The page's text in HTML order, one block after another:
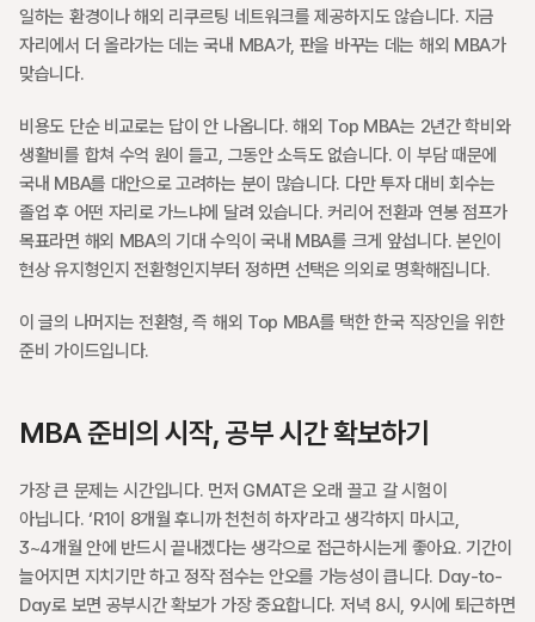
일하는 환경이나 해외 리쿠르팅 네트워크를 제공하지도 않습니다. 지금
자리에서 더 올라가는 데는 국내 MBA가, 판을 바꾸는 데는 해외 MBA가
맞습니다.
비용도 단순 비교로는 답이 안 나옵니다. 해외 Top MBA는 2년간 학비와
생활비를 합쳐 수억 원이 들고, 그동안 소득도 없습니다. 이 부담 때문에
국내 MBA를 대안으로 고려하는 분이 많습니다. 다만 투자 대비 회수는
졸업 후 어떤 자리로 가느냐에 달려 있습니다. 커리어 전환과 연봉 점프가
목표라면 해외 MBA의 기대 수익이 국내 MBA를 크게 앞섭니다. 본인이
현상 유지형인지 전환형인지부터 정하면 선택은 의외로 명확해집니다.
이 글의 나머지는 전환형, 즉 해외 Top MBA를 택한 한국 직장인을 위한
준비 가이드입니다.
MBA 준비의 시작, 공부 시간 확보하기
가장 큰 문제는 시간입니다. 먼저 GMAT은 오래 끌고 갈 시험이
아닙니다. ‘R1이 8개월 후니까 천천히 하자’라고 생각하지 마시고,
3~4개월 안에 반드시 끝내겠다는 생각으로 접근하시는게 좋아요. 기간이
늘어지면 지치기만 하고 정작 점수는 안오를 가능성이 큽니다. Day-to-
Day로 보면 공부시간 확보가 가장 중요합니다. 저녁 8시, 9시에 퇴근하면